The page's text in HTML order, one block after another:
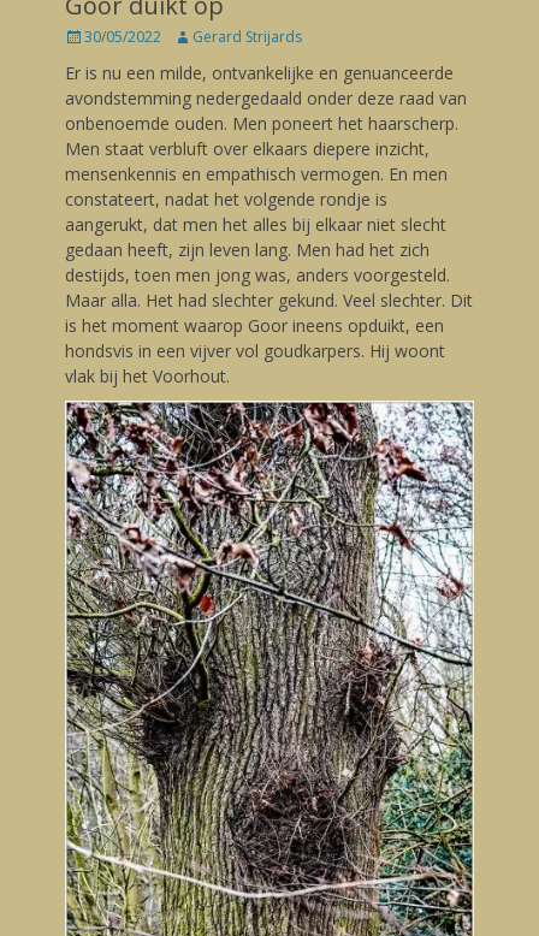
Posted
30/05/2022 Author
Gerard Strijards
Er is nu een milde, ontvankelijke en genuanceerde
avondstemming nedergedaald onder deze raad van
onbenoemde ouden. Men poneert het haarscherp.
Men staat verbluft over elkaars diepere inzicht,
mensenkennis en empathisch vermogen. En men
constateert, nadat het volgende rondje is
aangerukt, dat men het alles bij elkaar niet slecht
gedaan heeft, zijn leven lang. Men had het zich
destijds, toen men jong was, anders voorgesteld.
Maar alla. Het had slechter gekund. Veel slechter. Dit
is het moment waarop Goor ineens opduikt, een
hondsvis in een vijver vol goudkarpers. Hij woont
vlak bij het Voorhout.